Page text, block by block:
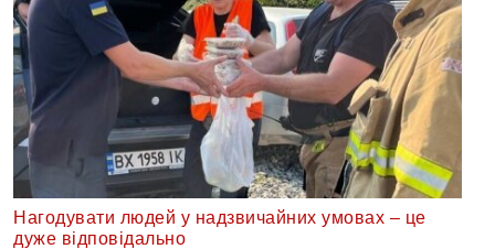
Нагодувати людей у надзвичайних умовах – це
дуже відповідально